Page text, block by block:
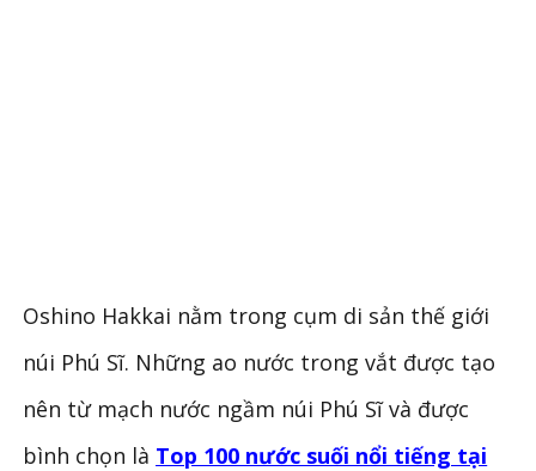
Oshino Hakkai nằm trong cụm di sản thế giới
núi Phú Sĩ. Những ao nước trong vắt được tạo
nên từ mạch nước ngầm núi Phú Sĩ và được
bình chọn là Top 100 nước suối nổi tiếng tại